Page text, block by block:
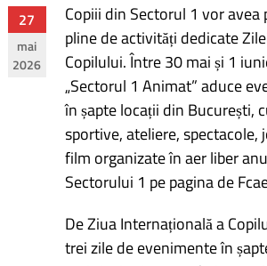
27
mai
2026
Copiii din Sectorul 1 vor avea
pline de activități dedicate
Copilului. Între 30 mai și 1
„Sectorul 1 Animat” aduce
în șapte locații din București,
sportive, ateliere, spectacole,
film organizate în aer liber
Sectorului 1 pe pagina de
De Ziua Internațională a
trei zile de evenimente în
Navigare
în
articole